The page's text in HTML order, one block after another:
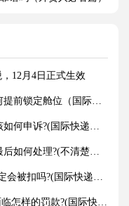
12月4日正式生效
（国际海运干货知识分享）
国际快递干货知识分享)
?(不清楚的外贸人看过来)
?(国际快递干货知识分享)
款?(国际快递干货知识分享)